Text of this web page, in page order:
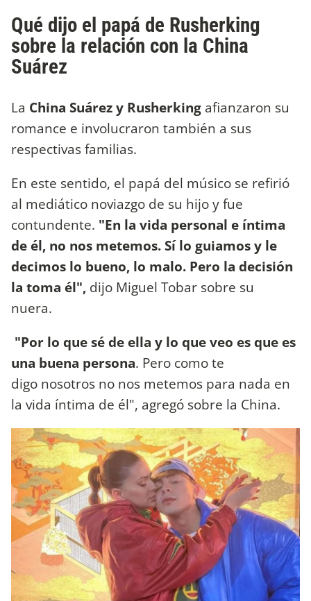
Qué dijo el papá de Rusherking
sobre la relación con la China
Suárez
La China Suárez y Rusherking afianzaron su
romance e involucraron también a sus
respectivas familias.
En este sentido, el papá del músico se refirió
al mediático noviazgo de su hijo y fue
contundente. "En la vida personal e íntima
de él, no nos metemos. Sí lo guiamos y le
decimos lo bueno, lo malo. Pero la decisión
la toma él", dijo Miguel Tobar sobre su
nuera.
"Por lo que sé de ella y lo que veo es que es
una buena persona. Pero como te
digo nosotros no nos metemos para nada en
la vida íntima de él", agregó sobre la China.